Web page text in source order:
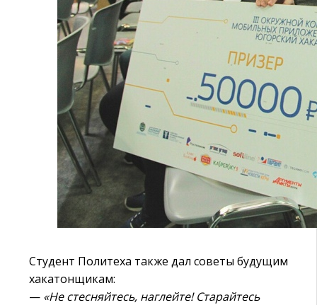
Студент Политеха также дал советы будущим
хакатонщикам:
— «Не стесняйтесь, наглейте! Старайтесь